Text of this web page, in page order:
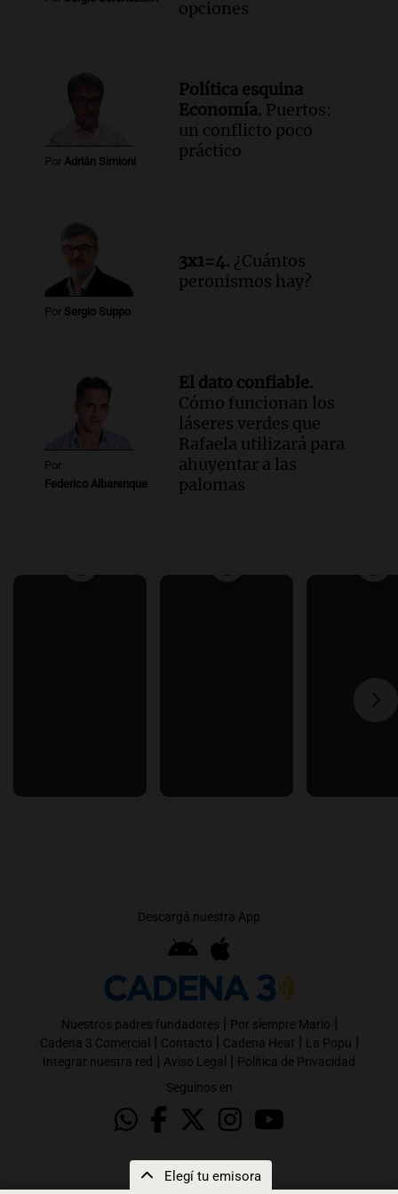
Elegí tu emisora
opciones
Por Adrián Simioni
Política esquina
Economía. Puertos:
un conflicto poco
práctico
Por Sergio Suppo
3x1=4. ¿Cuántos
peronismos hay?
Por
Federico Albarenque
El dato confiable.
Cómo funcionan los
láseres verdes que
Rafaela utilizará para
ahuyentar a las
palomas
Descargá nuestra App
Nuestros padres fundadores | Por siempre Mario |
Cadena 3 Comercial | Contacto | Cadena Heat | La Popu |
Integrar nuestra red | Aviso Legal | Política de Privacidad
Seguinos en